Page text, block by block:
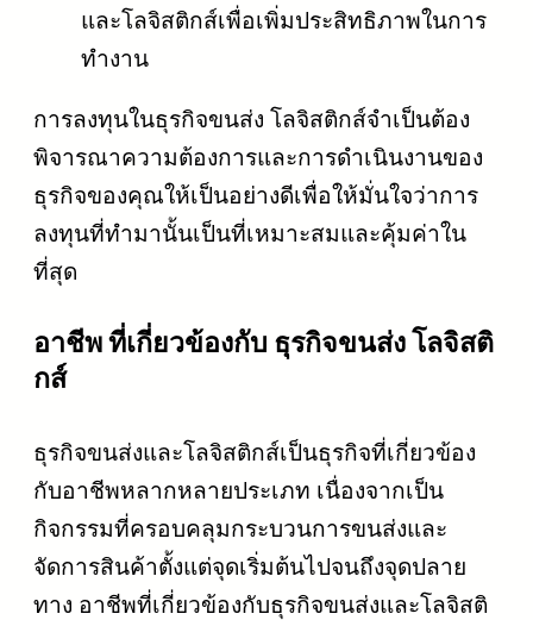
และโลจิสติกส์เพื่อเพิ่มประสิทธิภาพในการ
ทำงาน
การลงทุนในธุรกิจขนส่ง โลจิสติกส์จำเป็นต้อง
พิจารณาความต้องการและการดำเนินงานของ
ธุรกิจของคุณให้เป็นอย่างดีเพื่อให้มั่นใจว่าการ
ลงทุนที่ทำมานั้นเป็นที่เหมาะสมและคุ้มค่าใน
ที่สุด
อาชีพ ที่เกี่ยวข้องกับ ธุรกิจขนส่ง โลจิสติ
กส์
ธุรกิจขนส่งและโลจิสติกส์เป็นธุรกิจที่เกี่ยวข้อง
กับอาชีพหลากหลายประเภท เนื่องจากเป็น
กิจกรรมที่ครอบคลุมกระบวนการขนส่งและ
จัดการสินค้าตั้งแต่จุดเริ่มต้นไปจนถึงจุดปลาย
ทาง อาชีพที่เกี่ยวข้องกับธุรกิจขนส่งและโลจิสติ